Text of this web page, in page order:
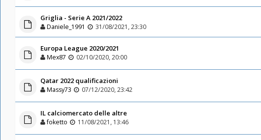
Griglia - Serie A 2021/2022
Daniele_1991 31/08/2021, 23:30
Europa League 2020/2021
Mex87 02/10/2020, 20:00
Qatar 2022 qualificazioni
Massy73 07/12/2020, 23:42
IL calciomercato delle altre
foketto 11/08/2021, 13:46